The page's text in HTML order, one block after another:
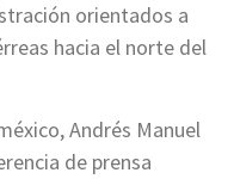
orientados a
hacia el norte del
Andrés Manuel
de prensa